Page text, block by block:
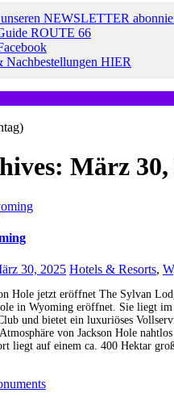
unseren NEWSLETTER
ROUTE 66
HIER
März 30,
30, 2025 Hotels & Resorts,
Hole jetzt eröffnet The Sylvan
in Wyoming eröffnet. Sie liegt im
und bietet ein luxuriöses
von Jackson Hole
liegt auf einem ca. 400 Hektar